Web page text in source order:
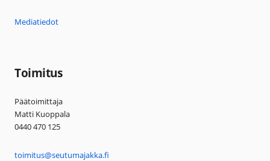
Mediatiedot
Toimitus
Päätoimittaja
Matti Kuoppala
0440 470 125
toimitus@seutumajakka.fi